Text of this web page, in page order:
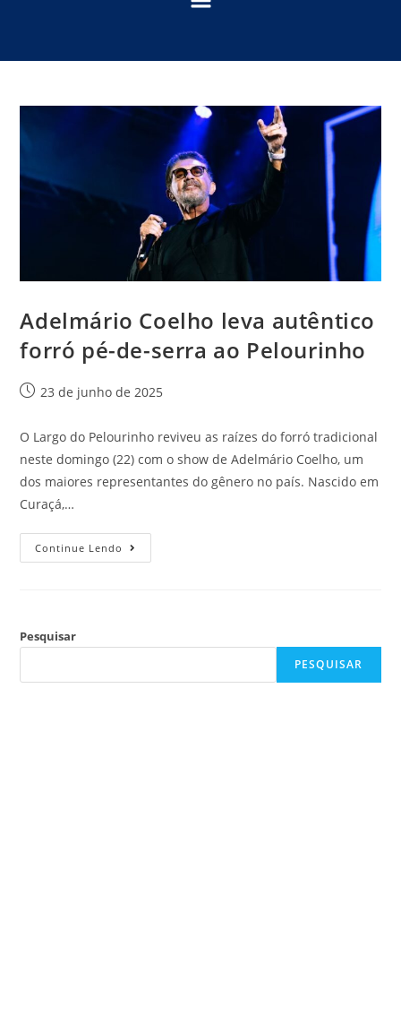
Adelmário Coelho leva autêntico
forró pé-de-serra ao Pelourinho
23 de junho de 2025
O Largo do Pelourinho reviveu as raízes do forró tradicional
neste domingo (22) com o show de Adelmário Coelho, um
dos maiores representantes do gênero no país. Nascido em
Curaçá,…
Continue Lendo
Pesquisar
PESQUISAR